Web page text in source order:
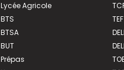
Lycée Agricole
BTS
BTSA
BUT
Prépas
TEF